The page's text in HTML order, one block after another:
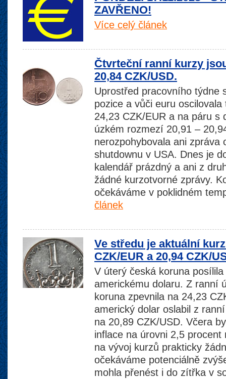
ZAVŘENO!
Více celý článek
Čtvrteční ranní kurzy
20,84 CZK/USD.
Uprostřed pracovního týdne
pozice a vůči euru
24,23 CZK/EUR a na páru s
úzkém rozmezí 20,91 –
nerozpohybovala ani zpráva
shutdownu v USA. Dnes je
kalendář prázdný a ani z
žádné kurzotvorné zprávy.
očekáváme v poklidném
článek
Ve středu je aktuální
CZK/EUR a 20,94 CZK/
V úterý česká koruna
americkému dolaru. Z ranní
koruna zpevnila na 24,23
americký dolar oslabil z
na 20,89 CZK/USD. Včera
inflace na úrovni 2,5
na vývoj kurzů prakticky
očekáváme potenciálně
mohla přenést i do zítřka v